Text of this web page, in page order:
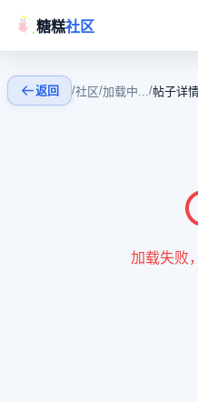
糖糕社区
返回 /社区/加载中.../帖子详
加载失败